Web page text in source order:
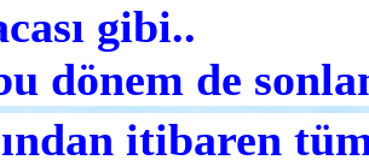
gibi..
dönem de
itibaren